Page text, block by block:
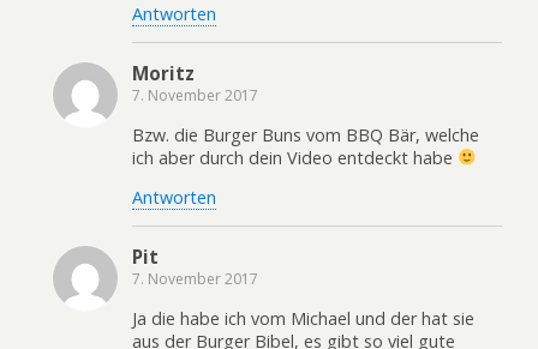
Antworten
Moritz
7. November 2017
Bzw. die Burger Buns vom BBQ Bär, welche
ich aber durch dein Video entdeckt habe
Antworten
Pit
7. November 2017
Ja die habe ich vom Michael und der hat sie
aus der Burger Bibel, es gibt so viel gute